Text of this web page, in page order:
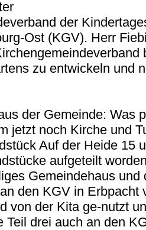
der
Ost (KGV). Herr
zu entwickeln und
der Gemeinde: Was
jetzt noch Kirche und
Auf der Heide 15
aufgeteilt
Gemeindehaus und
den KGV in Erbpacht
von der Kita ge-nutzt
Teil drei auch an den